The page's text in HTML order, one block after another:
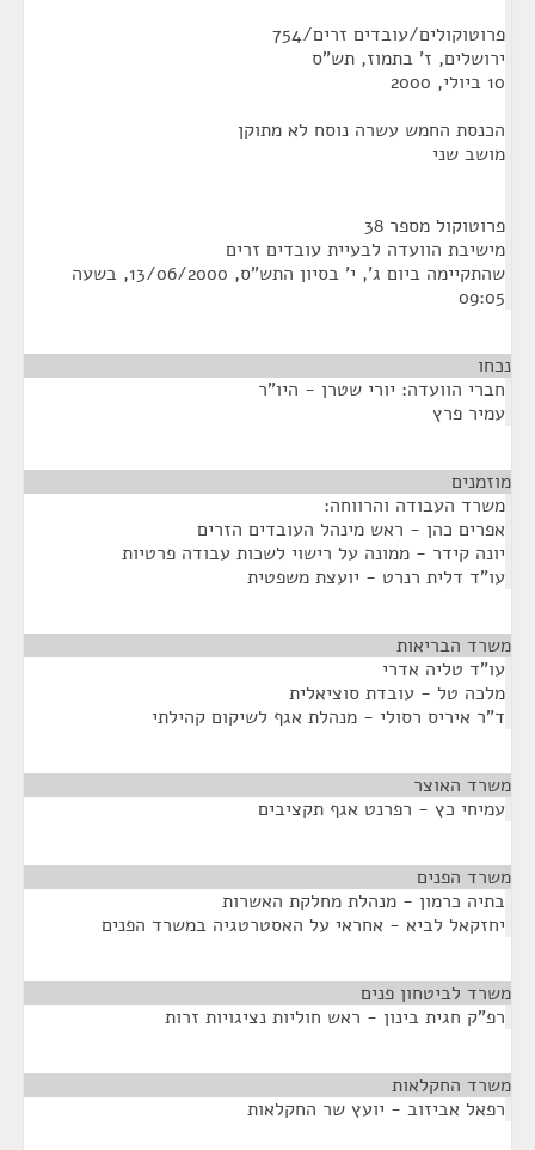
פרוטוקולים/עובדים זרים/754
ירושלים, ז' בתמוז, תש"ס
10 ביולי, 2000
הכנסת החמש עשרה נוסח לא מתוקן
מושב שני
פרוטוקול מספר 38
מישיבת הוועדה לבעיית עובדים זרים
שהתקיימה ביום ג', י' בסיון התש"ס, 13/06/2000, בשעה
09:05
נכחו
חברי הוועדה: יורי שטרן - היו"ר
עמיר פרץ
מוזמנים
משרד העבודה והרווחה:
אפרים כהן - ראש מינהל העובדים הזרים
יונה קידר - ממונה על רישוי לשכות עבודה פרטיות
עו"ד דלית רנרט - יועצת משפטית
משרד הבריאות
עו"ד טליה אדרי
מלכה טל - עובדת סוציאלית
ד"ר איריס רסולי - מנהלת אגף לשיקום קהילתי
משרד האוצר
עמיחי כץ - רפרנט אגף תקציבים
משרד הפנים
בתיה כרמון - מנהלת מחלקת האשרות
יחזקאל לביא - אחראי על האסטרטגיה במשרד הפנים
משרד לביטחון פנים
רפ"ק חגית בינון - ראש חוליות נציגויות זרות
משרד החקלאות
רפאל אביזוב - יועץ שר החקלאות